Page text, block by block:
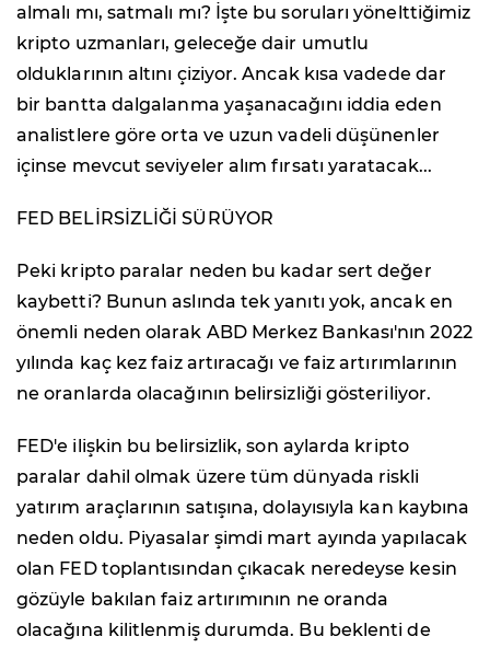
almalı mı, satmalı mı? İşte bu soruları yönelttiğimiz
kripto uzmanları, geleceğe dair umutlu
olduklarının altını çiziyor. Ancak kısa vadede dar
bir bantta dalgalanma yaşanacağını iddia eden
analistlere göre orta ve uzun vadeli düşünenler
içinse mevcut seviyeler alım fırsatı yaratacak...
FED BELİRSİZLİĞİ SÜRÜYOR
Peki kripto paralar neden bu kadar sert değer
kaybetti? Bunun aslında tek yanıtı yok, ancak en
önemli neden olarak ABD Merkez Bankası'nın 2022
yılında kaç kez faiz artıracağı ve faiz artırımlarının
ne oranlarda olacağının belirsizliği gösteriliyor.
FED'e ilişkin bu belirsizlik, son aylarda kripto
paralar dahil olmak üzere tüm dünyada riskli
yatırım araçlarının satışına, dolayısıyla kan kaybına
neden oldu. Piyasalar şimdi mart ayında yapılacak
olan FED toplantısından çıkacak neredeyse kesin
gözüyle bakılan faiz artırımının ne oranda
olacağına kilitlenmiş durumda. Bu beklenti de